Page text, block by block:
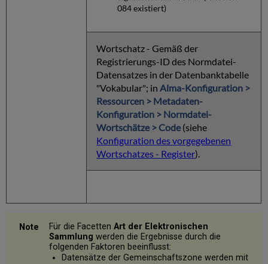
084 existiert)
Wortschatz - Gemäß der
Registrierungs-ID des Normdatei-
Datensatzes in der Datenbanktabelle
"Vokabular"; in Alma-Konfiguration >
Ressourcen > Metadaten-
Konfiguration > Normdatei-
Wortschätze > Code(siehe
Konfiguration des vorgegebenen
Wortschatzes - Register).
Für die FacettenArt der Elektronischen
Sammlung werden die Ergebnisse durch die
folgenden Faktoren beeinflusst:
Datensätze der Gemeinschaftszone werden mit